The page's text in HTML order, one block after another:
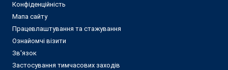
Конфіденційність
Мапа сайту
Працевлаштування та стажування
Ознайомчі візити
Зв'язок
Застосування тимчасових заходів